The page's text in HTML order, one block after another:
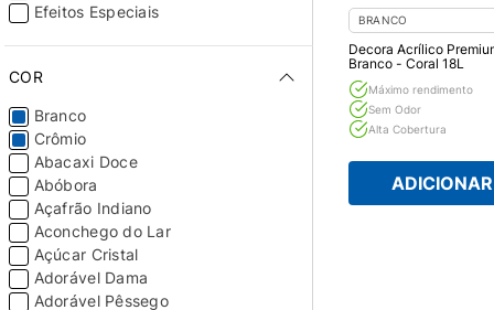
Efeitos Especiais
COR
Branco
Crômio
Abacaxi Doce
Abóbora
Açafrão Indiano
Aconchego do Lar
Açúcar Cristal
Adorável Dama
Adorável Pêssego
BRANCO
Decora Acrílico
Branco - Coral 18L
Máximo rendimento
Sem Odor
Alta Cobertura